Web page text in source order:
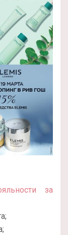
за